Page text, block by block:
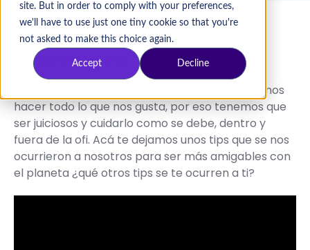
site. But in order to comply with your preferences,
we'll have to use just one tiny cookie so that you're
not asked to make this choice again.
Accept Decline
Oficina sostenible
Valentina Ramírez on Apr 21, 2022 10:30:43 AM
Nuestro planeta es el único lugar donde podemos
hacer todo lo que nos gusta, por eso tenemos que
ser juiciosos y cuidarlo como se debe, dentro y
fuera de la ofi. Acá te dejamos unos tips que se nos
ocurrieron a nosotros para ser más amigables con
el planeta ¿qué otros tips se te ocurren a ti?